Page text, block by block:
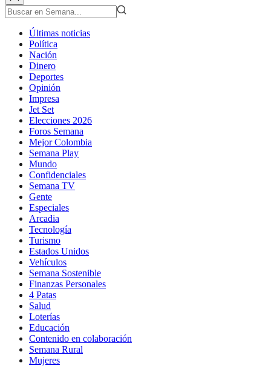
Últimas noticias
Política
Nación
Dinero
Deportes
Opinión
Impresa
Jet Set
Elecciones 2026
Foros Semana
Mejor Colombia
Semana Play
Mundo
Confidenciales
Semana TV
Gente
Especiales
Arcadia
Tecnología
Turismo
Estados Unidos
Vehículos
Semana Sostenible
Finanzas Personales
4 Patas
Salud
Loterías
Educación
Contenido en colaboración
Semana Rural
Mujeres